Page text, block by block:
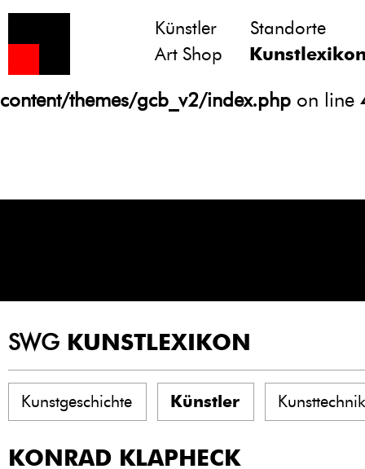
Notice
: Undefined variable: atts in
/homepages/21/d13550920/htdocs/
content/themes/gcb_v2/index.php on line
Künstler
Standorte
Art Shop
SWG KUNSTLEXIKON
Kunstgeschichte Künstler
KONRAD KLAPHECK